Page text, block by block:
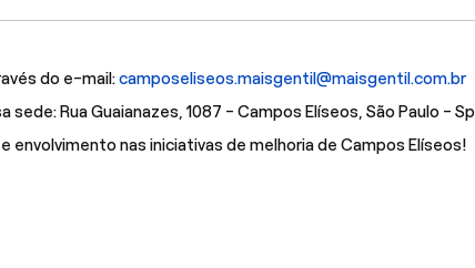
do e-mail:camposeliseos.maisgentil@maisgentil.com.br
Rua Guaianazes, 1087 - Campos Elíseos, São Paulo -
envolvimento nas iniciativas de melhoria de Campos Elíseos!